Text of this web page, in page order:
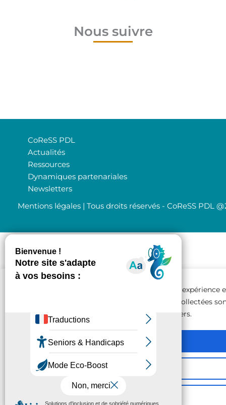
Ce site utilise des cookies pour améliorer votre expérience
analyser la fréquentation du site. Les données collectées
anonymes et ne sont pas partagées avec des tiers.
Personnaliser
Tout accepter
Nous suivre
CoReSS PDL
Actualités
Ressources
Dynamiques partenariales
Newsletters
Mentions légales | Tous droits réservés - CoReSS PDL